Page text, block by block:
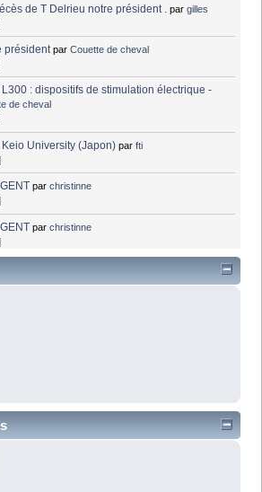
de T Delrieu notre président . pargilles
président parCouette de cheval
: dispositifs de stimulation électrique -
de cheval
University (Japon) parfti
parchristinne
parchristinne